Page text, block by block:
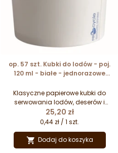
op. 57 szt. Kubki do lodów - poj.
120 ml - białe - jednorazowe
wys. 47 mm
Klasyczne papierowe kubki do
serwowania lodów, deserów i
zimnych przekąsek. Papierowe
miseczki pokryte warstwą foli
polietylenowej, która zabezpiecza
papier przez przemiękaniem. Produkt
zawiera plastik.
Cena
25,20 zł
0,44 zł / 1 szt.
 Dodaj do koszyka